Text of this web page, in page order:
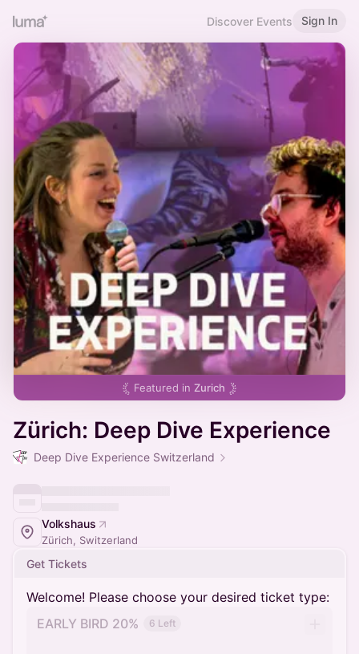
Discover Events Sign In
Featured in Zurich
Zürich: Deep Dive Experience
Deep Dive Experience Switzerland
Volkshaus
Zürich, Switzerland
Get Tickets
Welcome! Please choose your desired ticket type:
EARLY BIRD 20%
6 Left